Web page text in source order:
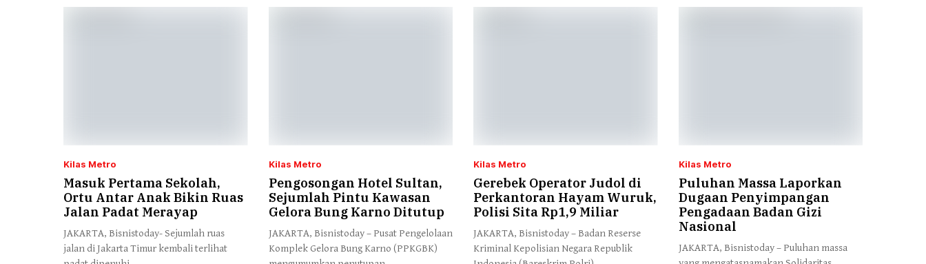
Kilas Metro
Masuk Pertama Sekolah,
Ortu Antar Anak Bikin Ruas
Jalan Padat Merayap
JAKARTA, Bisnistoday- Sejumlah ruas
jalan di Jakarta Timur kembali terlihat
Kilas Metro
Pengosongan Hotel Sultan,
Sejumlah Pintu Kawasan
Gelora Bung Karno Ditutup
JAKARTA, Bisnistoday – Pusat Pengelolaan
Komplek Gelora Bung Karno (PPKGBK)
Kilas Metro
Gerebek Operator Judol di
Perkantoran Hayam Wuruk,
Polisi Sita Rp1,9 Miliar
JAKARTA, Bisnistoday – Badan Reserse
Kriminal Kepolisian Negara Republik
Kilas Metro
Puluhan Massa Laporkan
Dugaan Penyimpangan
Pengadaan Badan Gizi
Nasional
JAKARTA, Bisnistoday – Puluhan massa